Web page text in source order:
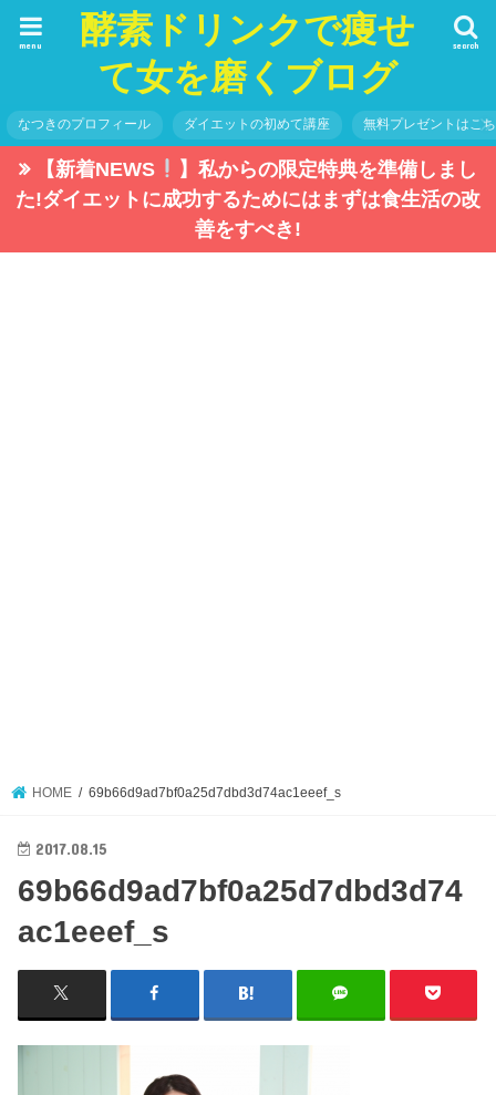
酵素ドリンクで痩せ
て女を磨くブログ
search
menu
なつきのプロフィール ダイエットの初めて講座 無料プレゼントはこ
【新着NEWS
】私からの限定特典を準備しまし
た!ダイエットに成功するためにはまずは食生活の改
善をすべき!
HOME 69b66d9ad7bf0a25d7dbd3d74ac1eeef_s
2017.08.15
69b66d9ad7bf0a25d7dbd3d74
ac1eeef_s